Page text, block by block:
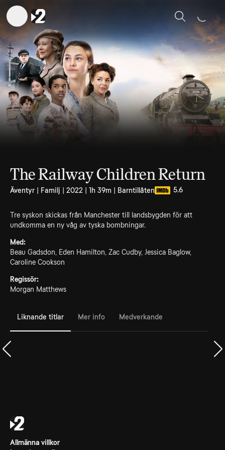
Sök
The Railway Children Return
Äventyr | Familj | 2022 | 1h 39m | Barntillåten 5.6
Tre syskon skickas från Manchester till landsbygden för att
undkomma en ny våg av tyska bombningar.
Med:
Beau Gadsdon, Eden Hamilton, Zac Cudby, Jessica Baglow,
Caroline Cookson
Regissör:
Morgan Matthews
Liknande titlar Mer info Medverkande
Allmänna villkor